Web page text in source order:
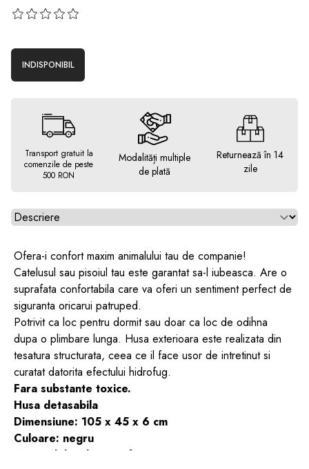
INDISPONIBIL
Transport gratuit la
comenzile de peste
500 RON
Modalități multiple
de plată
Returnează în 14
zile
Alegeti tab
Ofera-i confort maxim animalului tau de companie!
Catelusul sau pisoiul tau este garantat sa-l iubeasca. Are o
suprafata confortabila care va oferi un sentiment perfect de
siguranta oricarui patruped.
Potrivit ca loc pentru dormit sau doar ca loc de odihna
dupa o plimbare lunga. Husa exterioara este realizata din
tesatura structurata, ceea ce il face usor de intretinut si
curatat datorita efectului hidrofug.
Fara substante toxice.
Husa detasabila
Dimensiune: 105 x 45 x 6 cm
Culoare: negru
Material: bumbac, stofa